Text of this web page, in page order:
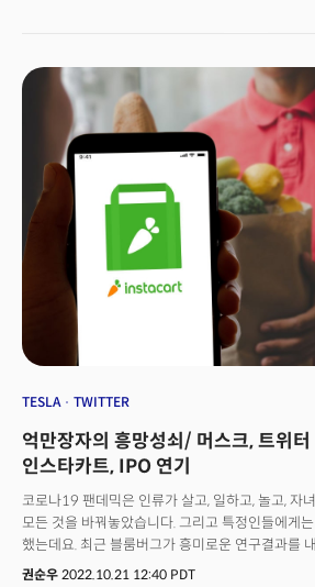
TESLA TWITTER
억만장자의 흥망성쇠/ 머스크, 트위
인스타카트, IPO 연기
코로나19 팬데믹은 인류가 살고, 일하고, 놀고, 자
모든 것을 바꿔놓았습니다. 그리고 특정인들에게
했는데요. 최근 블룸버그가 흥미로운 연구결과를
기능을 갖춘 '줌', 온라인 중고차 거래 플랫폼 '카바
권순우 2022.10.21 12:40 PDT